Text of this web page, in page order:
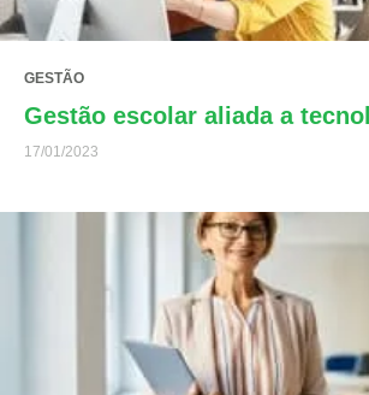
GESTÃO
Gestão escolar aliada a
17/01/2023